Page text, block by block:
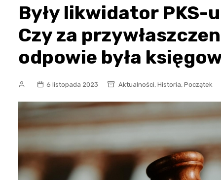
Były likwidator PKS-
Czy za
odpowie była
6 listopada 2023 Aktualności, Historia, Początek